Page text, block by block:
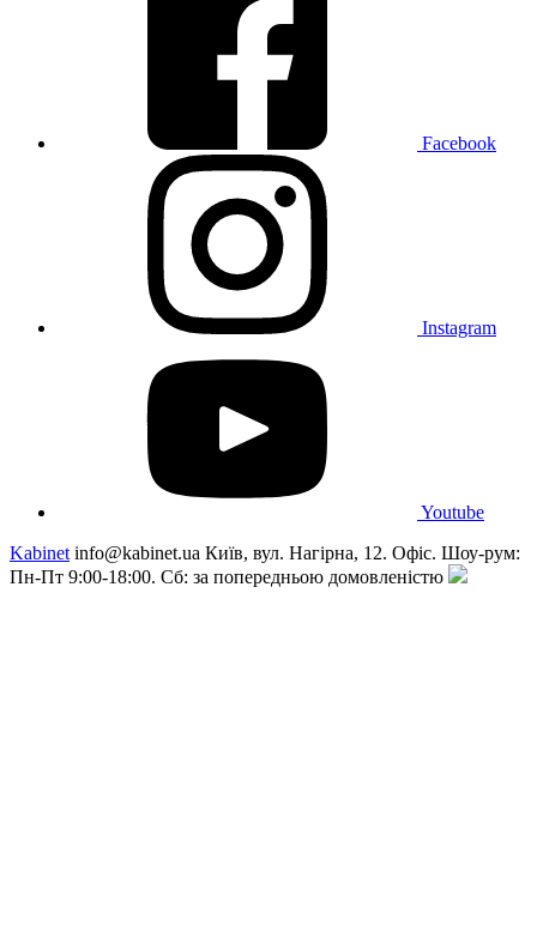
Facebook
Instagram
Youtube
Kabinet info@kabinet.ua Київ, вул. Нагірна, 12. Офіс. Шоу-рум:
Пн-Пт 9:00-18:00. Сб: за попередньою домовленістю